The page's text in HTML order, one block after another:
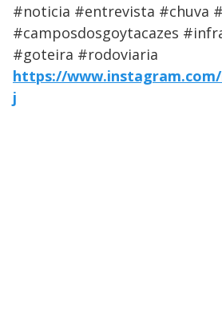
#noticia #entrevista #chuva
#camposdosgoytacazes
#goteira #rodoviaria
https://
j